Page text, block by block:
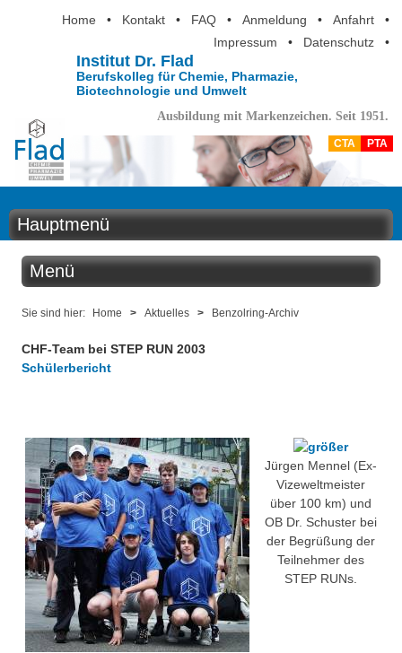
Home • Kontakt • FAQ • Anmeldung • Anfahrt
•
Impressum
• Datenschutz •
Institut Dr. Flad
Berufskolleg für Chemie, Pharmazie,
Biotechnologie und Umwelt
Ausbildung mit Markenzeichen. Seit 1951.
CTA PTA
Hauptmenü
Home
Berufsinformation
Besonderheiten
Projekte
Eduthek
Menü
Aktuelles
Preisrätsel
Unsere Linktipps
Pressearchiv
Benzolring-Archiv
Sie sind hier: Home > Aktuelles > Benzolring-Archiv
CHF-Team bei STEP RUN 2003
Schülerbericht
Jürgen Mennel (Ex-
Vizeweltmeister
über 100 km) und
OB Dr. Schuster bei
der Begrüßung der
Teilnehmer des
STEP RUNs.